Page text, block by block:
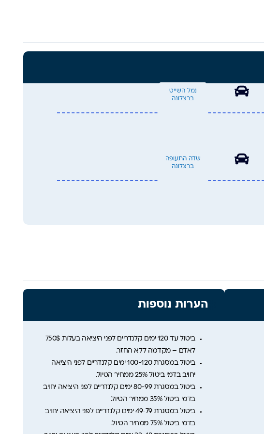
נמל השייט
ברצלונה
שדה התעופה
ברצלונה
הערות נוספות
ביטול עד 120 ימים קלנדריים לפני היציאה בעלות 750$
לאדם – מקדמה ללא החזר.
ביטול במסגרת 100-120 ימים קלנדריים לפני היציאה
יחויב בדמי ביטול 25% ממחיר הטיול.
ביטול במסגרת 80-99 ימים קלנדריים לפני היציאה יחויב
בדמי ביטול 35% ממחיר הטיול.
ביטול במסגרת 49-79 ימים קלנדריים לפני היציאה יחויב
בדמי ביטול 75% ממחיר הטיול.